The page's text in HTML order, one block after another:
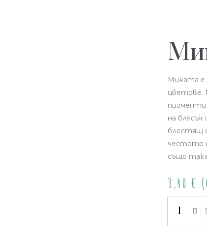
Миката е
цветове.
пигменти
на
блестящ
честото
също
3,40 €